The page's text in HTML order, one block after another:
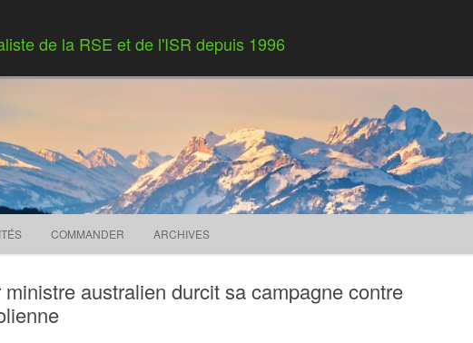
de la RSE et de l'ISR depuis 1996
COMMANDER ARCHIVES
australien durcit sa campagne contre